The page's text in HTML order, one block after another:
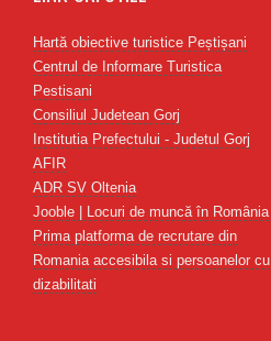
Hartă obiective turistice Peștișani
Centrul de Informare Turistica
Pestisani
Consiliul Judetean Gorj
Institutia Prefectului - Judetul Gorj
AFIR
ADR SV Oltenia
Jooble | Locuri de muncă în România
Prima platforma de recrutare din
Romania accesibila si persoanelor cu
dizabilitati